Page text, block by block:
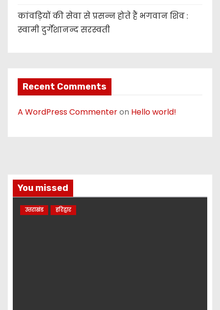
कांवड़ियों की सेवा से प्रसन्न होते हैं भगवान शिव :
स्वामी दुर्गेशानन्द सरस्वती
Recent Comments
A WordPress Commenteron Hello world!
You missed
उत्तराखंड हरिद्वार